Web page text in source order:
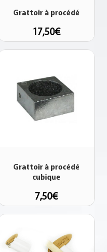
Grattoir à procédé
17,50€
Grattoir à procédé
cubique
7,50€